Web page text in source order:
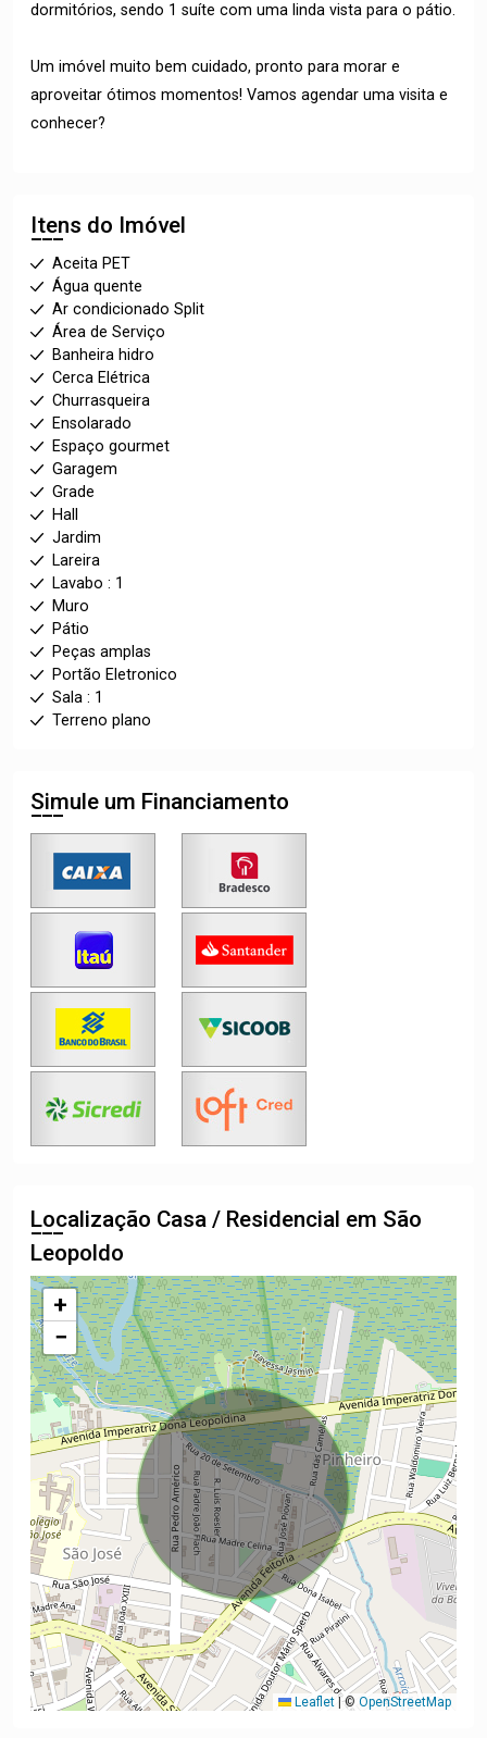
dormitórios, sendo 1 suíte com uma linda vista para o pátio.
Um imóvel muito bem cuidado, pronto para morar e
aproveitar ótimos momentos! Vamos agendar uma visita e
conhecer?
Itens do Imóvel
Aceita PET
Água quente
Ar condicionado Split
Área de Serviço
Banheira hidro
Cerca Elétrica
Churrasqueira
Ensolarado
Espaço gourmet
Garagem
Grade
Hall
Jardim
Lareira
Lavabo : 1
Muro
Pátio
Peças amplas
Portão Eletronico
Sala : 1
Terreno plano
Simule um Financiamento
Localização Casa / Residencial em São
Leopoldo
+
−
Leaflet |© OpenStreetMap